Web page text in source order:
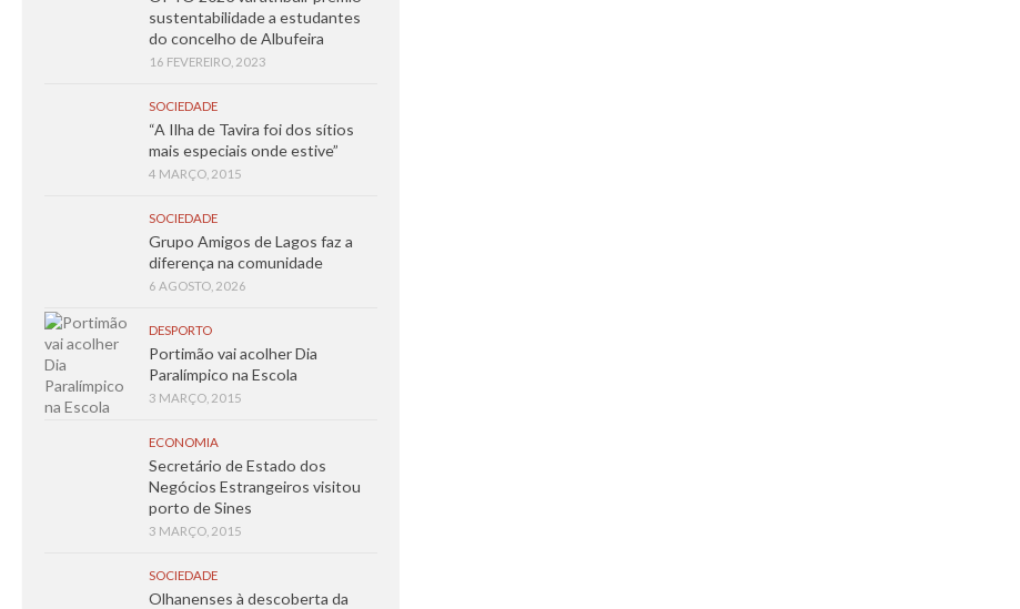
sustentabilidade a estudantes
do concelho de Albufeira
16 FEVEREIRO, 2023
SOCIEDADE
“A Ilha de Tavira foi dos sítios
mais especiais onde estive”
4 MARÇO, 2015
SOCIEDADE
Grupo Amigos de Lagos faz a
diferença na comunidade
6 AGOSTO, 2026
DESPORTO
Portimão vai acolher Dia
Paralímpico na Escola
3 MARÇO, 2015
ECONOMIA
Secretário de Estado dos
Negócios Estrangeiros visitou
porto de Sines
3 MARÇO, 2015
SOCIEDADE
Olhanenses à descoberta da